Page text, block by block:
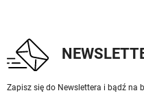
Zapisz się do Newslettera i bądź na